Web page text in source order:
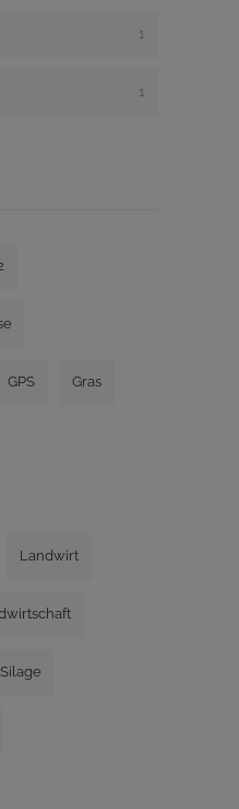
1
1
GPS Gras
Landwirt
Silage